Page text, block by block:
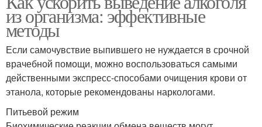
из организма: эффективные
методы
Если самочувствие выпившего не нуждается в срочной
врачебной помощи, можно воспользоваться самыми
действенными экспресс-способами очищения крови от
этанола, которые рекомендованы наркологами.
Питьевой режим